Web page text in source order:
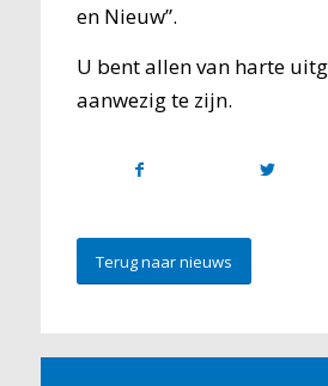
en Nieuw”.
U bent allen van harte
aanwezig te zijn.
Terug naar nieuws